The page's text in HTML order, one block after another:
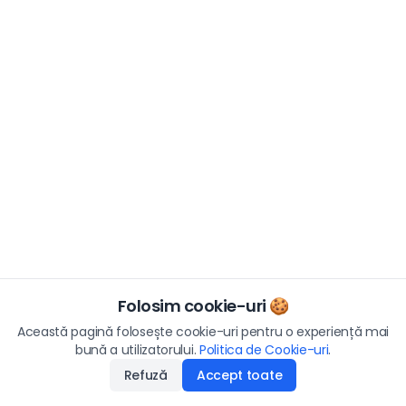
Folosim cookie-uri 🍪
Această pagină folosește cookie-uri pentru o experiență mai
bună a utilizatorului. Politica de Cookie-uri.
Refuză
Accept toate